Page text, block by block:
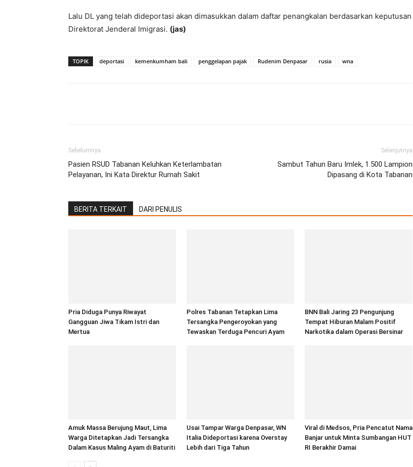
Lalu DL yang telah dideportasi akan dimasukkan dalam daftar penangkalan berdasarkan keputusan
Direktorat Jenderal Imigrasi. (jas)
TOPIK deportasi kemenkumham bali penggelapan pajak Rudenim Denpasar rusia wna
Sebelumnya
Pasien RSUD Tabanan Keluhkan Keterlambatan
Pelayanan, Ini Kata Direktur Rumah Sakit
Selanjutnya
Sambut Tahun Baru Imlek, 1.500 Lampion
Dipasang di Kota Tabanan
BERITA TERKAIT DARI PENULIS
Pria Diduga Punya Riwayat
Gangguan Jiwa Tikam Istri dan
Mertua
Polres Tabanan Tetapkan Lima
Tersangka Pengeroyokan yang
Tewaskan Terduga Pencuri Ayam
BNN Bali Jaring 23 Pengunjung
Tempat Hiburan Malam Positif
Narkotika dalam Operasi Bersinar
Amuk Massa Berujung Maut, Lima
Warga Ditetapkan Jadi Tersangka
Dalam Kasus Maling Ayam di Baturiti
Usai Tampar Warga Denpasar, WN
Italia Dideportasi karena Overstay
Lebih dari Tiga Tahun
Viral di Medsos, Pria Pencatut Nama
Banjar untuk Minta Sumbangan HUT
RI Berakhir Damai